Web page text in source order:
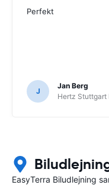
Perfekt
J
Jan Berg
Hertz Stuttgart
EasyTerra Biludlejning